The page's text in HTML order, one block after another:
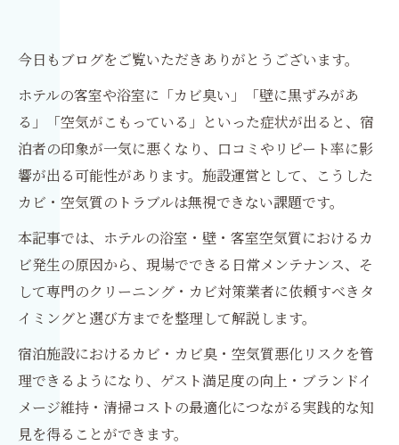
今日もブログをご覧いただきありがとうございます。
ホテルの客室や浴室に「カビ臭い」「壁に黒ずみがあ
る」「空気がこもっている」といった症状が出ると、宿
泊者の印象が一気に悪くなり、口コミやリピート率に影
響が出る可能性があります。施設運営として、こうした
カビ・空気質のトラブルは無視できない課題です。
本記事では、ホテルの浴室・壁・客室空気質におけるカ
ビ発生の原因から、現場でできる日常メンテナンス、そ
して専門のクリーニング・カビ対策業者に依頼すべきタ
イミングと選び方までを整理して解説します。
宿泊施設におけるカビ・カビ臭・空気質悪化リスクを管
理できるようになり、ゲスト満足度の向上・ブランドイ
メージ維持・清掃コストの最適化につながる実践的な知
見を得ることができます。